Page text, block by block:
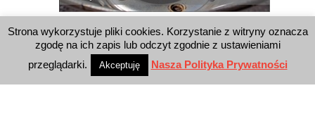
WYSZUKIWARKA
Strona wykorzystuje pliki cookies. Korzystanie z witryny oznacza
zgodę na ich zapis lub odczyt zgodnie z ustawieniami
przeglądarki.
Akceptuję Nasza Polityka Prywatności